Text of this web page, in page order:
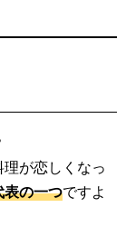
が恋しくなっ
表の一つですよ